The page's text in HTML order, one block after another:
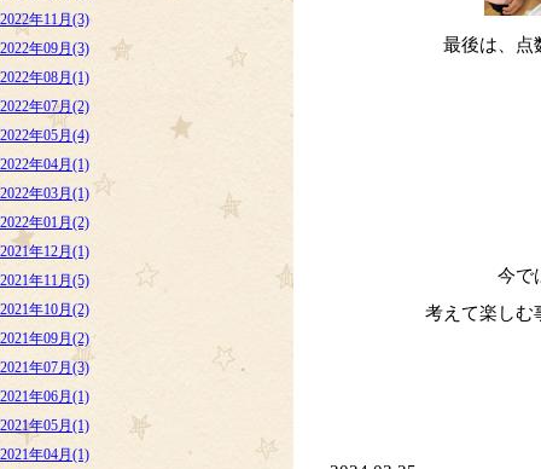
最後は、点
今で
考えて楽しむ
2022年11月(3)
2022年09月(3)
2022年08月(1)
2022年07月(2)
2022年05月(4)
2022年04月(1)
2022年03月(1)
2022年01月(2)
2021年12月(1)
2021年11月(5)
2021年10月(2)
2021年09月(2)
2021年07月(3)
2021年06月(1)
2021年05月(1)
2021年04月(1)